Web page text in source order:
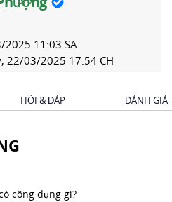
2025 11:03 SA
22/03/2025 17:54 CH
HỎI & ĐÁP ĐÁNH GIÁ
công dụng gì?